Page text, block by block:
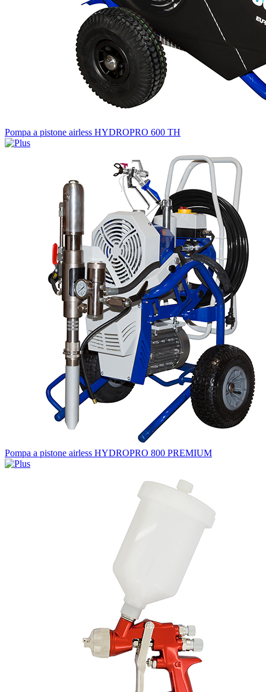
Pompa a pistone airless HYDROPRO 600 TH
Pompa a pistone airless HYDROPRO 800 PREMIUM